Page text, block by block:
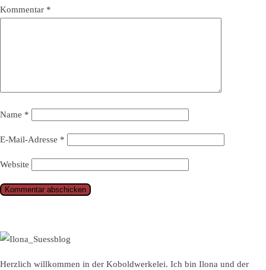
Kommentar *
Name *
E-Mail-Adresse *
Website
Herzlich willkommen in der Koboldwerkelei. Ich bin Ilona und der